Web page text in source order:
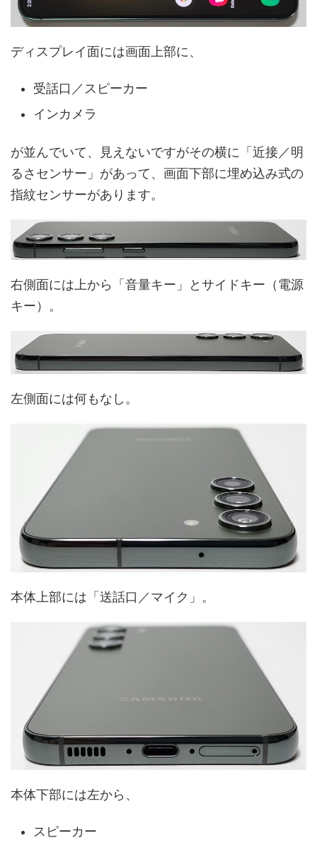
ディスプレイ面には画面上部に、
受話口／スピーカー
インカメラ
が並んでいて、見えないですがその横に「近接／明
るさセンサー」があって、画面下部に埋め込み式の
指紋センサーがあります。
右側面には上から「音量キー」とサイドキー（電源
キー）。
左側面には何もなし。
本体上部には「送話口／マイク」。
本体下部には左から、
スピーカー